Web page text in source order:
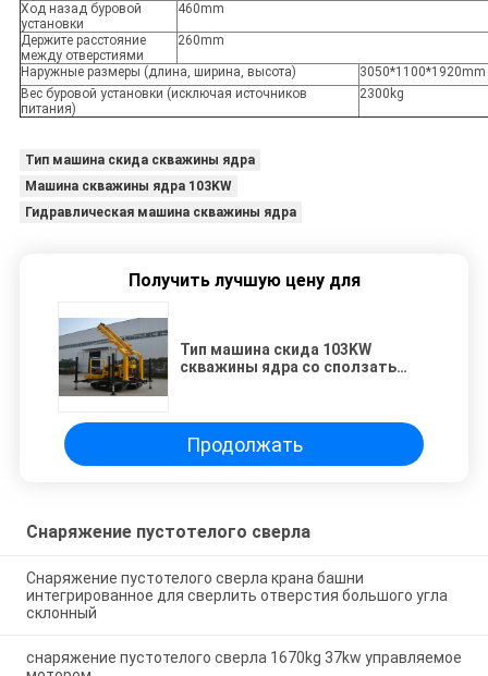
Ход назад буровой
установки
460mm
Держите расстояние
между отверстиями
260mm
Наружные размеры (длина, ширина, высота)
3050*1100*1920mm
Вес буровой установки (исключая источников
питания)
2300kg
Тип машина скида скважины ядра
Машина скважины ядра 103KW
Гидравлическая машина скважины ядра
Получить лучшую цену для
Тип машина скида 103KW
скважины ядра со сползать
Продолжать
Снаряжение пустотелого сверла
Снаряжение пустотелого сверла крана башни
интегрированное для сверлить отверстия большого угла
склонный
снаряжение пустотелого сверла 1670kg 37kw управляемое